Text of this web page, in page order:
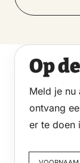
Op
Meld je nu
ontvang
er te doen